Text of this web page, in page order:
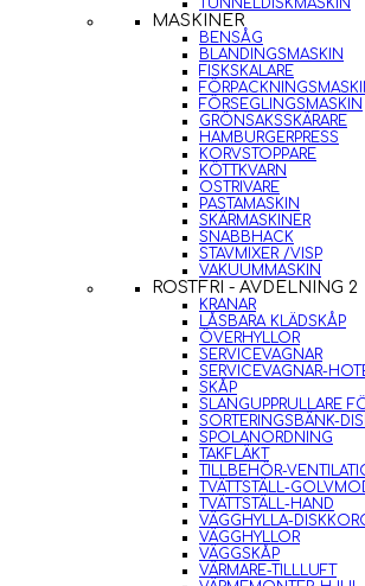
TUNNELDISKMASKIN
MASKINER
BENSÅG
BLANDINGSMASKIN
FISKSKALARE
FÖRSEGLINGSMASKIN
GRÖNSAKSSKÄRARE
HAMBURGERPRESS
KORVSTOPPARE
KÖTTKVARN
OSTRIVARE
PASTAMASKIN
SKÄRMASKINER
SNABBHACK
STAVMIXER /VISP
VAKUUMMASKIN
ROSTFRI - AVDELNING 2
KRANAR
LÅSBARA KLÄDSKÅP
ÖVERHYLLOR
SERVICEVAGNAR
SERVICEVAGNAR-
SKÅP
SLANGUPPRULLARE
SORTERINGSBÄNK-
SPOLANORDNING
TAKFLÄKT
TILLBEHÖR-
TVÄTTSTÄLL-
TVÄTTSTÄLL-HAND
VÄGGHYLLA-
VÄGGHYLLOR
VÄGGSKÅP
VÄRMARE-TILLLUFT